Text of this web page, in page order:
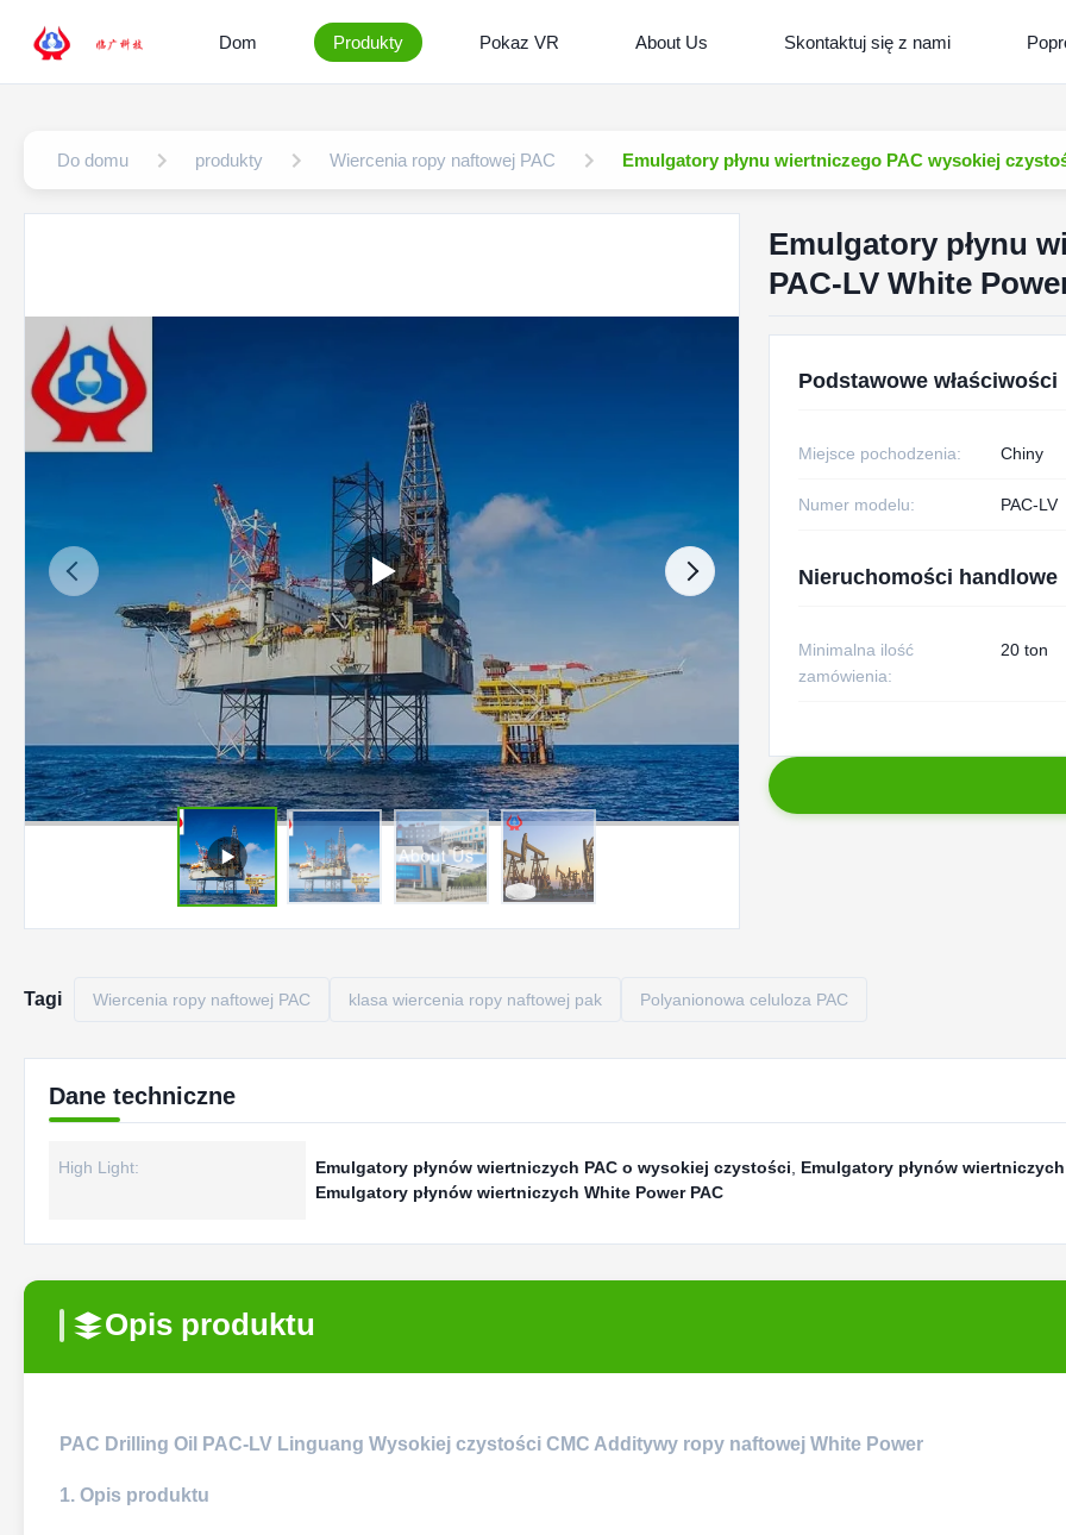
Dom Produkty Pokaz VR About Us Skontaktuj się z nami
Do domu produkty Wiercenia ropy naftowej PAC Emulgatory płynu wiertniczego PAC wysokiej
Emulgatory płynu
PAC-LV White
Podstawowe właściwości
Miejsce pochodzenia: Chiny
Numer modelu: PAC-LV
Nieruchomości handlowe
Minimalna ilość
zamówienia:
20 ton
Tagi Wiercenia ropy naftowej PAC klasa wiercenia ropy naftowej pak Polyanionowa celuloza PAC
Dane techniczne
High Light: Emulgatory płynów wiertniczych PAC o wysokiej czystości Emulgatory płynów wiertniczych
Emulgatory płynów wiertniczych White Power PAC
Opis produktu
PAC Drilling Oil PAC-LV Linguang Wysokiej czystości CMC Additywy ropy naftowej White Power
1. Opis produktu